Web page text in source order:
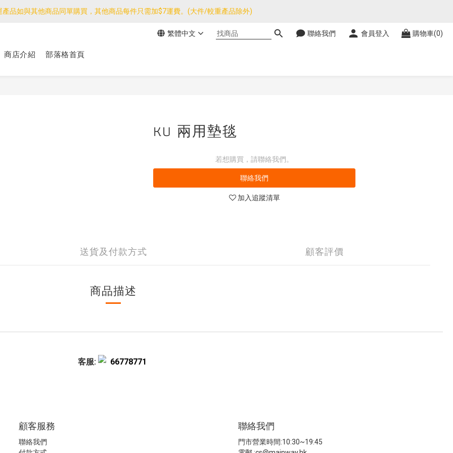
產品如與其他商品同單購買，其他商品每件只需加$7運費。(大件/較重產品除外)
產品如與其他商品同單購買，其他商品每件只需加$7運費。(大件/較重產品除外)
們團隊由30/7~12/8外訪搜羅新產品，期間網店訂單處理及客服服務暫停，門市正常營業。
產品如與其他商品同單購買，其他商品每件只需加$7運費。(大件/較重產品除外)
繁體中文 聯絡我們 會員登入 購物車(0)
商店介紹 部落格首頁
KU 兩用墊毯
若想購買，請聯絡我們。
聯絡我們
加入追蹤清單
送貨及付款方式 顧客評價
商品描述
客服: 66778771
顧客服務
聯絡我們
聯絡我們
門市營業時間:10:30~19:45